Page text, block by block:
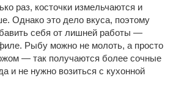
раз, косточки измельчаются и
Однако это дело вкуса, поэтому
себя от лишней работы —
Рыбу можно не молоть, а просто
— так получаются более сочные
и не нужно возиться с кухонной